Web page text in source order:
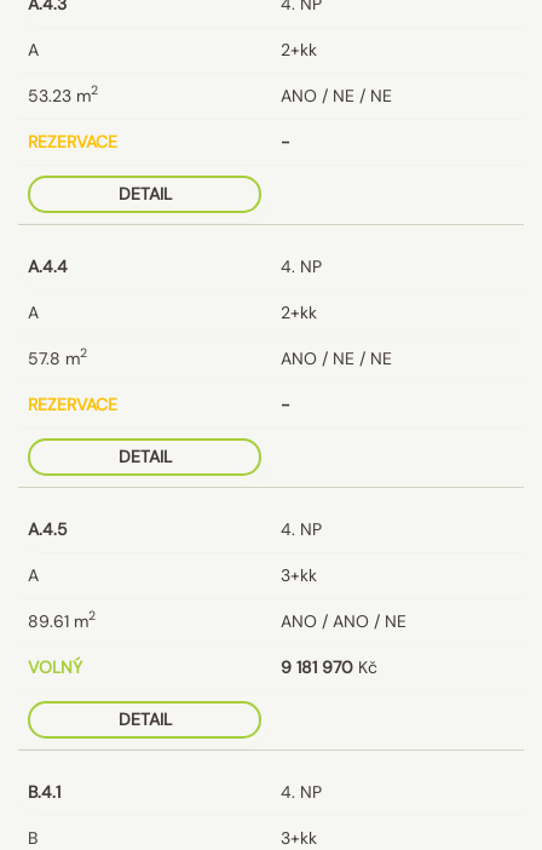
A 2+kk
53.23 m2 ANO / NE / NE
REZERVACE -
DETAIL
A.4.4 4. NP
A 2+kk
57.8 m2 ANO / NE / NE
REZERVACE -
DETAIL
A.4.5 4. NP
A 3+kk
89.61 m2 ANO / ANO / NE
VOLNÝ 9 181 970 Kč
DETAIL
B.4.1 4. NP
B 3+kk